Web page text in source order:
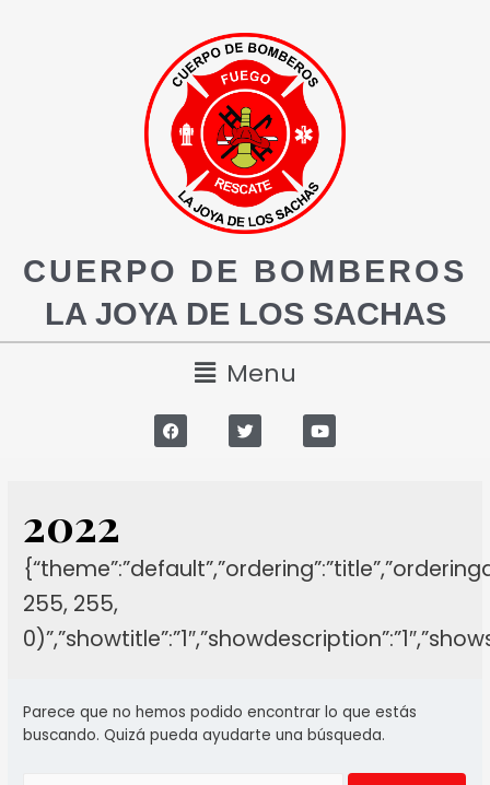
CUERPO DE BOMBEROS
LA JOYA DE LOS SACHAS
Menu
2022
255, 255,
Parece que no hemos podido encontrar lo que estás
buscando. Quizá pueda ayudarte una búsqueda.